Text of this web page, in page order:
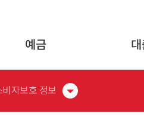
예금
비자보호 정보